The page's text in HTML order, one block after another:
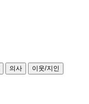
의사
이웃/지인